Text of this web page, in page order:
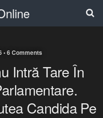
• 6 Comments
Intră Tare În
Candida Pe